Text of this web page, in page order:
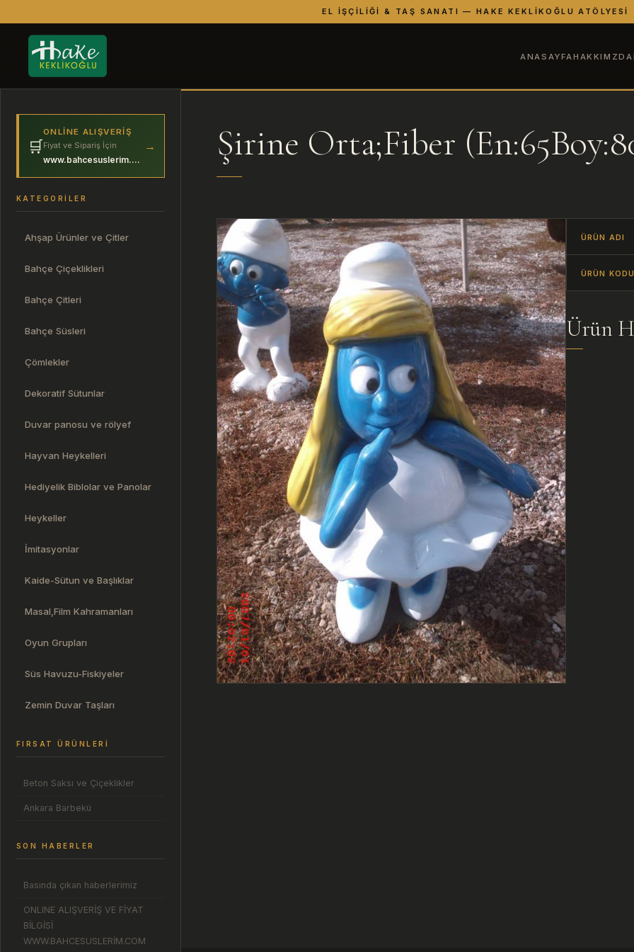
EL İŞÇILIĞI & TAŞ SANATI — HAKE KEKLIKOĞLU ATÖLYESI
ANASAYFAHAKKIMZDA
🛒
ONLINE ALIŞVERIŞ
Fiyat ve Sipariş İçin
www.bahcesuslerim.com
→
KATEGORILER
Ahşap Ürünler ve Çitler
Bahçe Çiçeklikleri
Bahçe Çitleri
Bahçe Süsleri
Çömlekler
Dekoratif Sütunlar
Duvar panosu ve rölyef
Hayvan Heykelleri
Hediyelik Biblolar ve Panolar
Heykeller
İmitasyonlar
Kaide-Sütun ve Başlıklar
Masal,Film Kahramanları
Oyun Grupları
Süs Havuzu-Fiskiyeler
Zemin Duvar Taşları
FIRSAT ÜRÜNLERI
Beton Saksı ve Çiçeklikler
Ankara Barbekü
SON HABERLER
Basında çıkan haberlerimiz
ONLINE ALIŞVERİŞ VE FİYAT
BİLGİSİ
WWW.BAHCESUSLERİM.COM
Şirine Orta;Fiber
ÜRÜN ADI
ÜRÜN KODU
Ürün